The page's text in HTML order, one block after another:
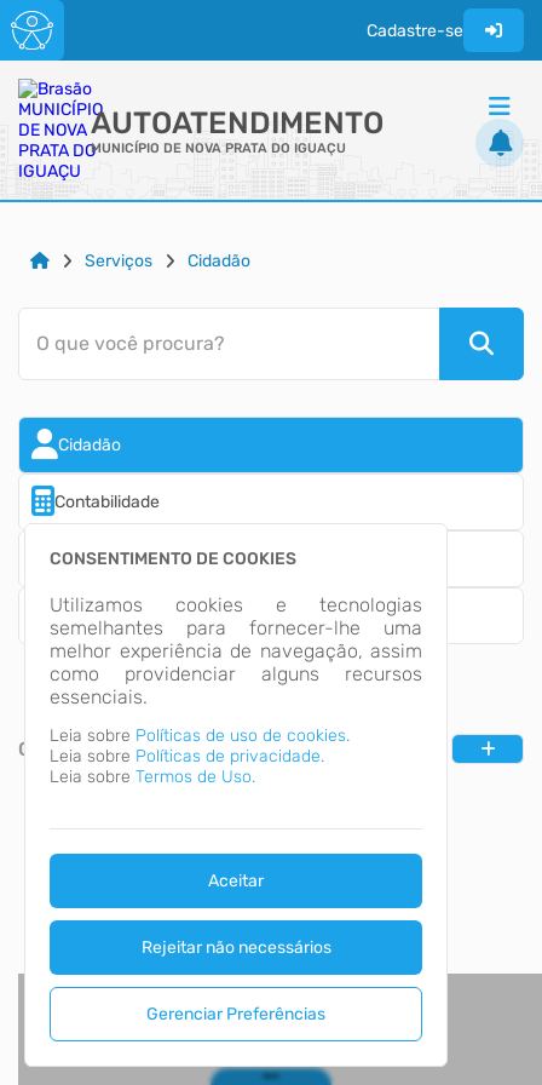
Cadastre-se
AUTOATENDIMENTO
MUNICÍPIO DE NOVA PRATA DO IGUAÇU
Acessibilidade
Serviços Cidadão
O que você procura?
Cidadão
Contabilidade
Empresa
Fornecedores
CATEGORIAS
CONSENTIMENTO DE COOKIES
Utilizamos cookies e tecnologias
semelhantes para fornecer-lhe uma
melhor experiência de navegação, assim
como providenciar alguns recursos
essenciais.
Leia sobre Políticas de uso de cookies.
Leia sobre Políticas de privacidade.
Leia sobre Termos de Uso.
Aceitar
Rejeitar não necessários
Gerenciar Preferências